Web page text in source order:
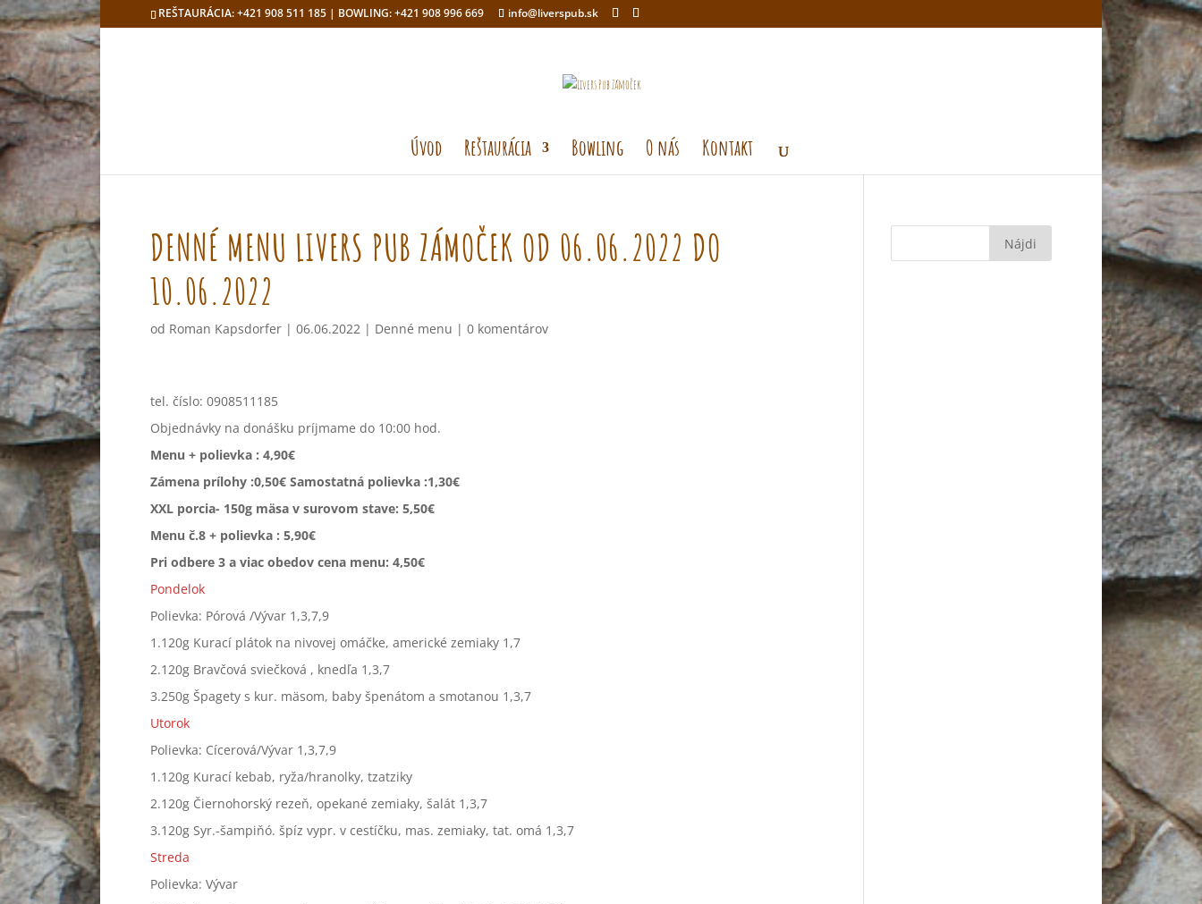
REŠTAURÁCIA: +421 908 511 185 | BOWLING: +421 908 996 669 info@liverspub.sk
Úvod Reštaurácia Bowling O nás Kontakt
DENNÉ MENU LIVERS PUB ZÁMOČEK OD 06.06.2022 DO
10.06.2022
od Roman Kapsdorfer | 06.06.2022 | Denné menu | 0 komentárov
tel. číslo: 0908511185
Objednávky na donášku príjmame do 10:00 hod.
Menu + polievka : 4,90€
Zámena prílohy :0,50€ Samostatná polievka :1,30€
XXL porcia- 150g mäsa v surovom stave: 5,50€
Menu č.8 + polievka : 5,90€
Pri odbere 3 a viac obedov cena menu: 4,50€
Pondelok
Polievka: Pórová /Vývar 1,3,7,9
1.120g Kurací plátok na nivovej omáčke, americké zemiaky 1,7
2.120g Bravčová sviečková , knedľa 1,3,7
3.250g Špagety s kur. mäsom, baby špenátom a smotanou 1,3,7
Utorok
Polievka: Cícerová/Vývar 1,3,7,9
1.120g Kurací kebab, ryža/hranolky, tzatziky
2.120g Čiernohorský rezeň, opekané zemiaky, šalát 1,3,7
3.120g Syr.-šampiňó. špíz vypr. v cestíčku, mas. zemiaky, tat. omá 1,3,7
Streda
Polievka: Vývar